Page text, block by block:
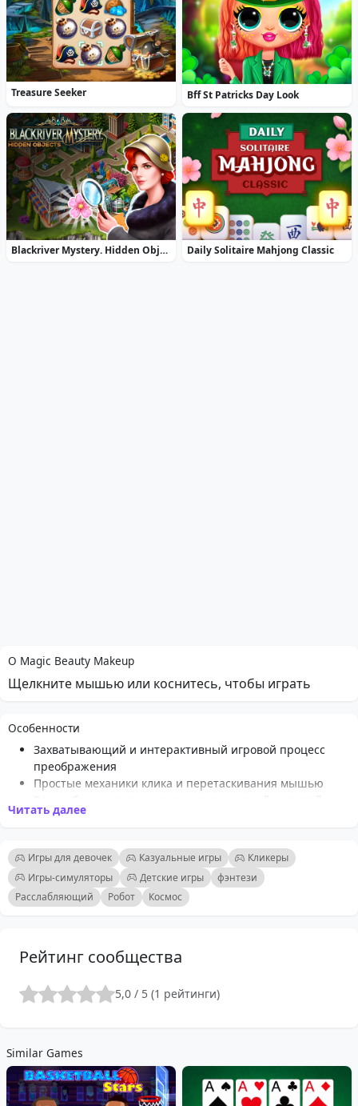
Treasure Seeker Bff St Patricks Day Look
Blackriver Mystery. Hidden Objects Daily Solitaire Mahjong Classic
О Magic Beauty Makeup
Щелкните мышью или коснитесь, чтобы играть
Особенности
Захватывающий и интерактивный игровой процесс
преображения
Простые механики клика и перетаскивания мышью
Разнообразие процедур по уходу за кожей и стилей
макияжа
Яркая графика и красочные анимации
Стимулирует креативность и самовыражение
Подходит для детей и молодых модников
Расслабляющий и непринужденный игровой опыт
Читать далее
Игры для девочек Казуальные игры
Кликеры
Игры-симуляторы
Детские игры
фэнтези
Расслабляющий
Робот Космос
Рейтинг сообщества
5,0 / 5 (1 рейтинги)
Similar Games